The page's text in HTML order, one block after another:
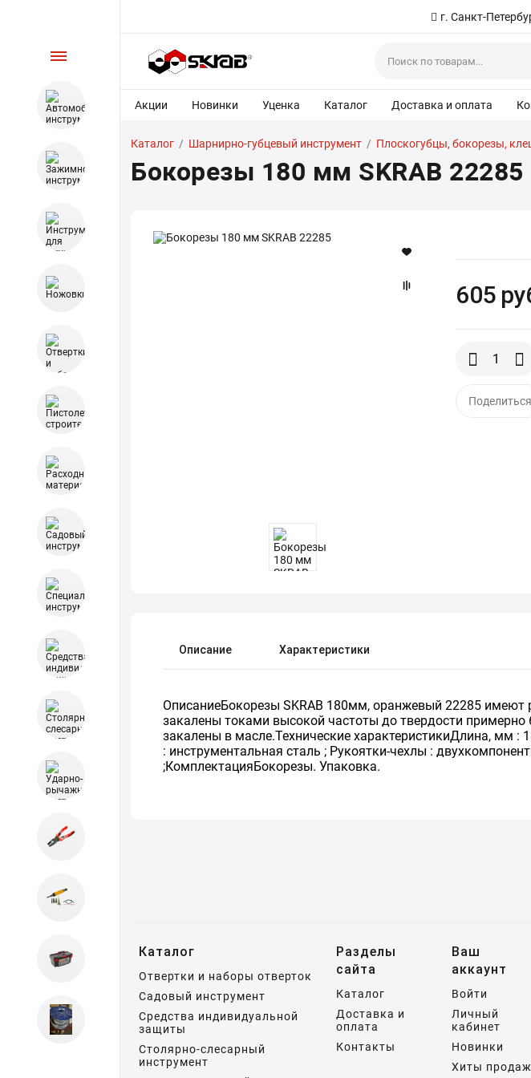
г. Санкт-
Акции Новинки Уценка Каталог Доставка и оплата
Каталог / Шарнирно-губцевый инструмент / Плоскогубцы, бокорезы,
Бокорезы 180 мм SKRAB 22285
605
Поделиться
Описание Характеристики
ОписаниеБокорезы SKRAB 180мм, оранжевый 22285
закалены токами высокой частоты до твердости
закалены в масле.Технические характеристикиДлина, мм :
: инструментальная сталь ; Рукоятки-чехлы :
;КомплектацияБокорезы. Упаковка.
Каталог
Отвертки и наборы отверток
Садовый инструмент
Средства индивидуальной
защиты
Столярно-слесарный
инструмент
Разделы
сайта
Каталог
Доставка и
оплата
Контакты
Ваш
аккаунт
Войти
Личный
кабинет
Новинки
Хиты продаж